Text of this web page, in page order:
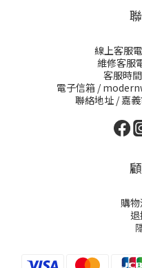
線上客服
維修客服
客服時
電子信箱 /
聯絡地址 / 嘉
購